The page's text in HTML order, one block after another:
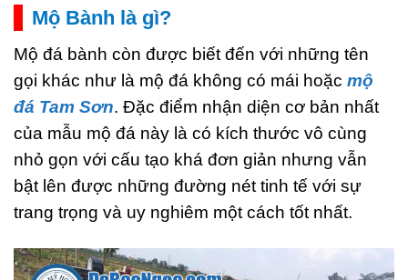
Mộ Bành là gì?
Mộ đá bành còn được biết đến với những tên
gọi khác như là mộ đá không có mái hoặc mộ
đá Tam Sơn. Đặc điểm nhận diện cơ bản nhất
của mẫu mộ đá này là có kích thước vô cùng
nhỏ gọn với cấu tạo khá đơn giản nhưng vẫn
bật lên được những đường nét tinh tế với sự
trang trọng và uy nghiêm một cách tốt nhất.